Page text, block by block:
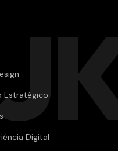
Estratégico
Digital